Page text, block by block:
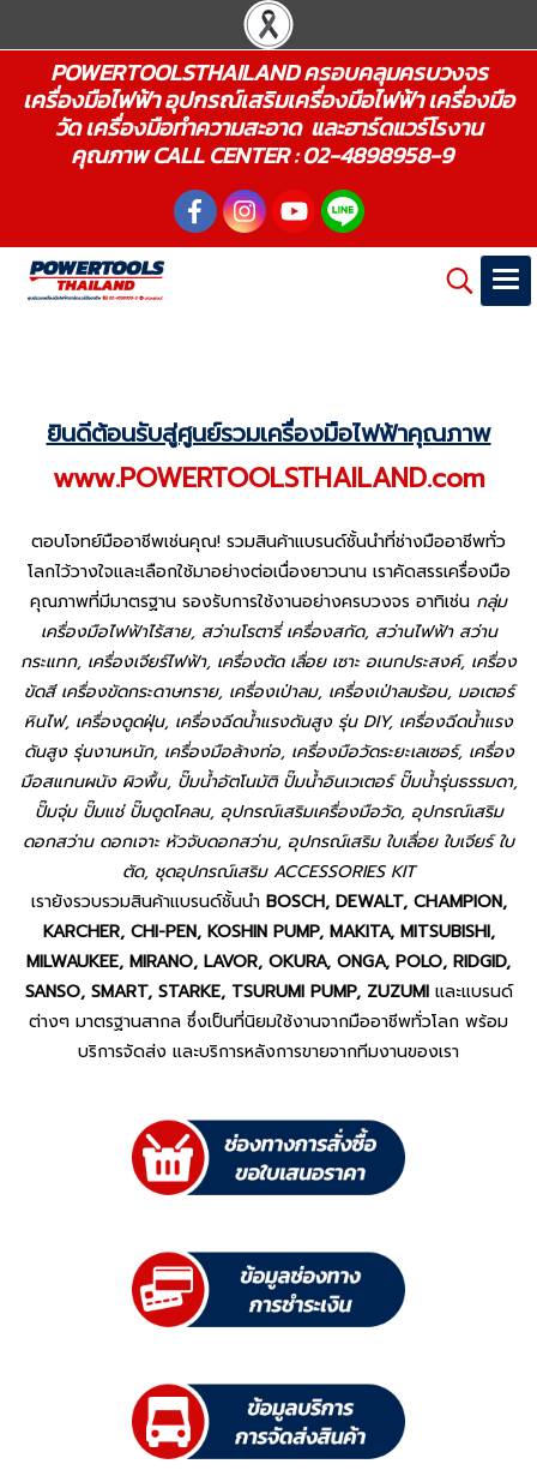
POWERTOOLSTHAILAND ครอบคลุมครบวงจร
เครื่องมือไฟฟ้า อุปกรณ์เสริมเครื่องมือไฟฟ้า เครื่องมือ
วัด เครื่องมือทำความสะอาด และฮาร์ดแวร์โรงาน
คุณภาพ CALL CENTER : 02-4898958-9
ยินดีต้อนรับสู่ศูนย์รวมเครื่องมือไฟฟ้าคุณภาพ
www.POWERTOOLSTHAILAND.com
ตอบโจทย์มืออาชีพเช่นคุณ! รวมสินค้าแบรนด์ชั้นนำที่ช่างมืออาชีพทั่ว
โลกไว้วางใจและเลือกใช้มาอย่างต่อเนื่องยาวนาน เราคัดสรรเครื่องมือ
คุณภาพที่มีมาตรฐาน รองรับการใช้งานอย่างครบวงจร อาทิเช่น กลุ่ม
เครื่องมือไฟฟ้าไร้สาย, สว่านโรตารี่ เครื่องสกัด, สว่านไฟฟ้า สว่าน
กระแทก, เครื่องเจียร์ไฟฟ้า, เครื่องตัด เลื่อย เซาะ อเนกประสงค์, เครื่อง
ขัดสี เครื่องขัดกระดาษทราย, เครื่องเป่าลม, เครื่องเป่าลมร้อน, มอเตอร์
หินไฟ, เครื่องดูดฝุ่น, เครื่องฉีดน้ำแรงดันสูง รุ่น DIY, เครื่องฉีดน้ำแรง
ดันสูง รุ่นงานหนัก, เครื่องมือล้างท่อ, เครื่องมือวัดระยะเลเซอร์, เครื่อง
มือสแกนผนัง ผิวพื้น, ปั๊มน้ำอัตโนมัติ ปั๊มน้ำอินเวเตอร์ ปั๊มน้ำรุ่นธรรมดา,
ปั๊มจุ่ม ปั๊มแช่ ปั๊มดูดโคลน, อุปกรณ์เสริมเครื่องมือวัด, อุปกรณ์เสริม
ดอกสว่าน ดอกเจาะ หัวจับดอกสว่าน, อุปกรณ์เสริม ใบเลื่อย ใบเจียร์ ใบ
ตัด, ชุดอุปกรณ์เสริม ACCESSORIES KIT
เรายังรวบรวมสินค้าแบรนด์ชั้นนำ BOSCH, DEWALT, CHAMPION,
KARCHER, CHI-PEN, KOSHIN PUMP, MAKITA, MITSUBISHI,
MILWAUKEE, MIRANO, LAVOR, OKURA, ONGA, POLO, RIDGID,
SANSO, SMART, STARKE, TSURUMI PUMP, ZUZUMIและแบรนด์
ต่างๆ มาตรฐานสากล ซึ่งเป็นที่นิยมใช้งานจากมืออาชีพทั่วโลก พร้อม
บริการจัดส่ง และบริการหลังการขายจากทีมงานของเรา